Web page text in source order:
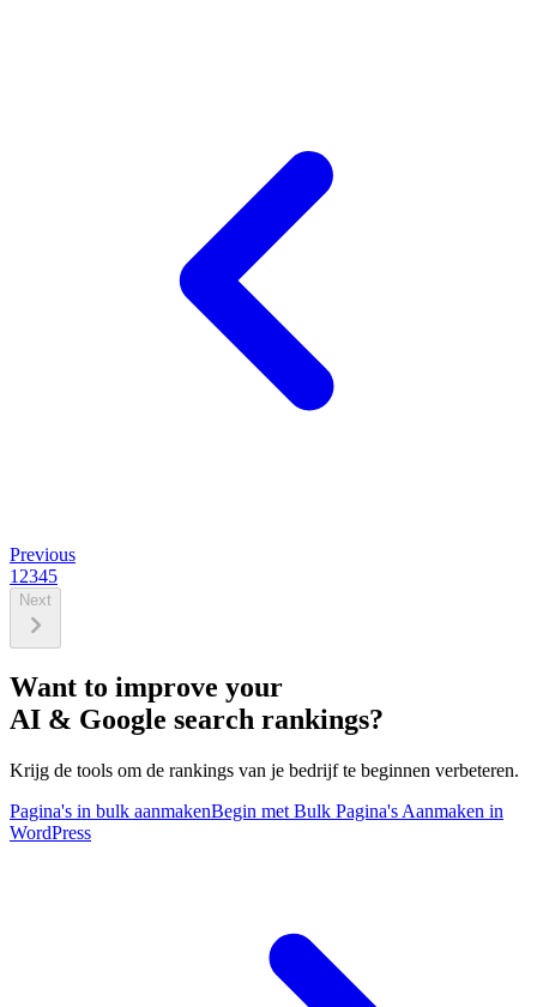
Previous
1 2345
Next
Want to improve your
AI & Google search rankings?
Krijg de tools om de rankings van je bedrijf te beginnen verbeteren.
Pagina's in bulk aanmakenBegin met Bulk Pagina's Aanmaken in
WordPress